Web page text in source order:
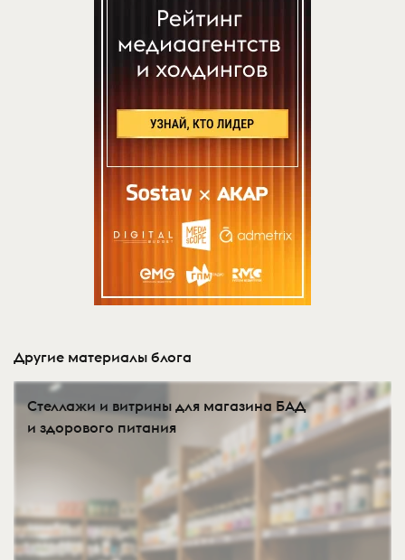
Другие материалы блога
Стеллажи и витрины для магазина БАД
и здорового питания